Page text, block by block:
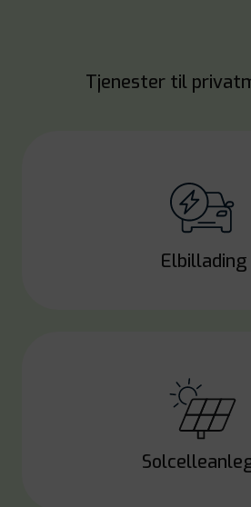
Tjenester til
Elbillading